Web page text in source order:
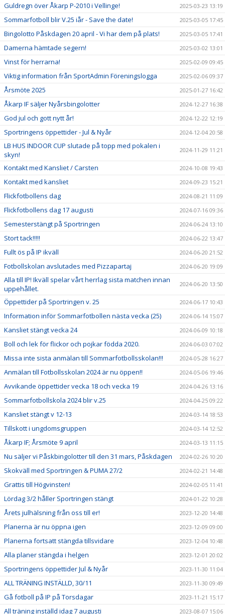
Guldregn över Åkarp P-2010 i Vellinge! 2025-03-23 13:19
Sommarfotboll blir V.25 iår - Save the date! 2025-03-05 17:45
Bingolotto Påskdagen 20 april - Vi har dem på plats! 2025-03-05 17:41
Damerna hämtade segern! 2025-03-02 13:01
Vinst för herrarna! 2025-02-09 09:45
Viktig information från SportAdmin Föreningslogga 2025-02-06 09:37
Årsmöte 2025 2025-01-27 16:42
Åkarp IF säljer Nyårsbingolotter 2024-12-27 16:38
God jul och gott nytt år! 2024-12-22 12:19
Sportringens öppettider - Jul & Nyår 2024-12-04 20:58
LB HUS INDOOR CUP slutade på topp med pokalen i
skyn!
2024-11-29 11:21
Kontakt med Kansliet / Carsten 2024-10-08 19:43
Kontakt med kansliet 2024-09-23 15:21
Flickfotbollens dag 2024-08-21 11:09
Flickfotbollens dag 17 augusti 2024-07-16 09:36
Semesterstängt på Sportringen 2024-06-24 13:10
Stort tack!!!!! 2024-06-22 13:47
Fullt ös på IP ikväll 2024-06-20 21:52
Fotbollskolan avslutades med Pizzapartaj 2024-06-20 19:09
Alla till IP! Ikväll spelar vårt herrlag sista matchen innan
uppehållet.
2024-06-20 13:50
Öppettider på Sportringen v. 25 2024-06-17 10:43
Information inför Sommarfotbollen nästa vecka (25) 2024-06-14 15:07
Kansliet stängt vecka 24 2024-06-09 10:18
Boll och lek för flickor och pojkar födda 2020. 2024-06-03 07:02
Missa inte sista anmälan till Sommarfotbollsskolan!!! 2024-05-28 16:27
Anmälan till Fotbollsskolan 2024 är nu öppen!! 2024-05-06 19:46
Avvikande öppettider vecka 18 och vecka 19 2024-04-26 13:16
Sommarfotbollskola 2024 blir v.25 2024-04-25 09:22
Kansliet stängt v 12-13 2024-03-14 18:53
Tillskott i ungdomsgruppen 2024-03-14 12:52
Åkarp IF; Årsmöte 9 april 2024-03-13 11:15
Nu säljer vi Påskbingolotter till den 31 mars, Påskdagen 2024-02-26 10:20
Skokväll med Sportringen & PUMA 27/2 2024-02-21 14:48
Grattis till Högvinsten! 2024-02-05 11:41
Lördag 3/2 håller Sportringen stängt 2024-01-22 10:28
Årets julhälsning från oss till er! 2023-12-20 14:48
Planerna är nu öppna igen 2023-12-09 09:00
Planerna fortsatt stängda tillsvidare 2023-12-04 10:48
Alla planer stängda i helgen 2023-12-01 20:02
Sportringens öppettider Jul & Nyår 2023-11-30 11:04
ALL TRÄNING INSTÄLLD, 30/11 2023-11-30 09:49
Gå fotboll på IP på Torsdagar 2023-11-21 15:17
All träning inställd idag 7 augusti 2023-08-07 15:06